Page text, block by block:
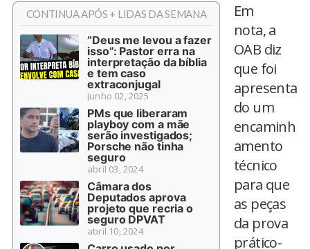
CONTINUA APÓS + LIDAS DA SEMANA
“Deus me levou a fazer
isso”: Pastor erra na
interpretação da bíblia
e tem caso
extraconjugal
junho 02, 2025
PMs que liberaram
playboy com a mãe
serão investigados;
Porsche não tinha
seguro
abril 03, 2024
Câmara dos
Deputados aprova
projeto que recria o
seguro DPVAT
abril 10, 2024
Em
nota, a
OAB diz
que foi
apresenta
do um
encaminh
amento
técnico
para que
as peças
da prova
prático-